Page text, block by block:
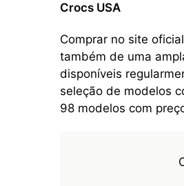
Crocs USA
Comprar no site
também de uma
disponíveis
seleção de modelos
98 modelos com